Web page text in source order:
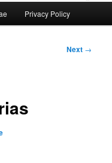
Privacy Policy
Next →